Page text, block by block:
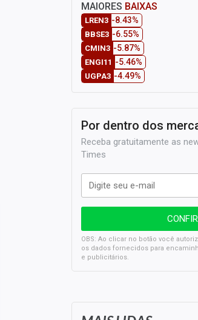
MAIORES BAIXAS
LREN3 -8.43%
BBSE3 -6.55%
CMIN3 -5.87%
ENGI11 -5.46%
UGPA3 -4.49%
Por dentro dos
Receba gratuitamente as
Times
OBS: Ao clicar no botão você
os dados fornecidos para
e publicitários.